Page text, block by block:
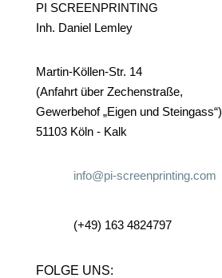
PI SCREENPRINTING
Inh. Daniel Lemley
Martin-Köllen-Str. 14
(Anfahrt über Zechenstraße,
Gewerbehof „Eigen und Steingass“)
51103 Köln - Kalk
info@pi-screenprinting.com
(+49) 163 4824797
FOLGE UNS: